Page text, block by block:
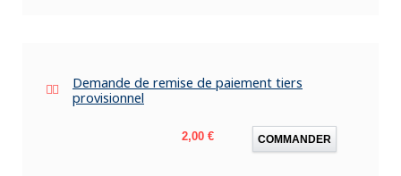
Demande de remise de paiement tiers
provisionnel
Prix
2,00 € COMMANDER